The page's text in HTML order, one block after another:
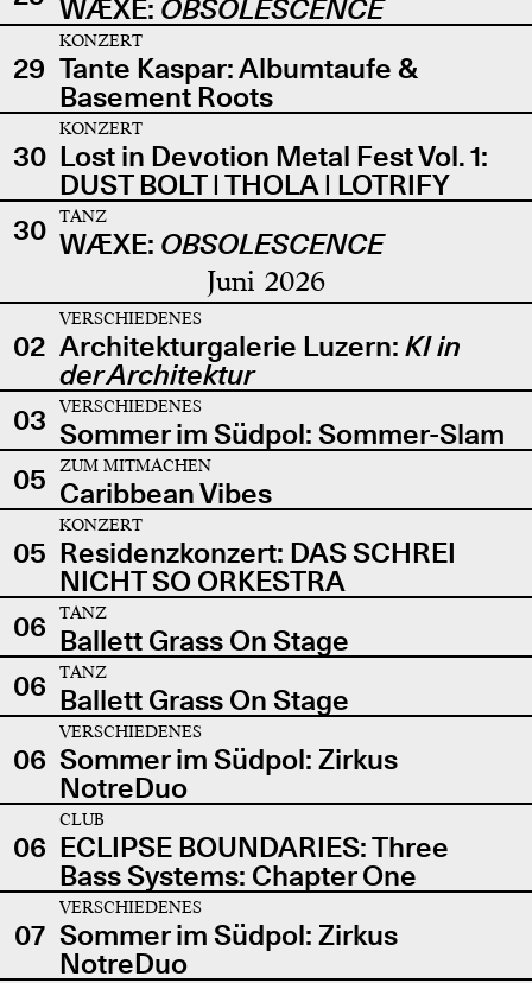
WÆXE: OBSOLESCENCE
29
KONZERT
Tante Kaspar: Albumtaufe &
Basement Roots
30
KONZERT
Lost in Devotion Metal Fest Vol. 1:
DUST BOLT | THOLA | LOTRIFY
30
TANZ
WÆXE: OBSOLESCENCE
Juni 2026
02
VERSCHIEDENES
Architekturgalerie Luzern: KI in
der Architektur
03
VERSCHIEDENES
Sommer im Südpol: Sommer-Slam
05
ZUM MITMACHEN
Caribbean Vibes
05
KONZERT
Residenzkonzert: DAS SCHREI
NICHT SO ORKESTRA
06
TANZ
Ballett Grass On Stage
06
TANZ
Ballett Grass On Stage
06
VERSCHIEDENES
Sommer im Südpol: Zirkus
NotreDuo
06
CLUB
ECLIPSE BOUNDARIES: Three
Bass Systems: Chapter One
07
VERSCHIEDENES
Sommer im Südpol: Zirkus
NotreDuo